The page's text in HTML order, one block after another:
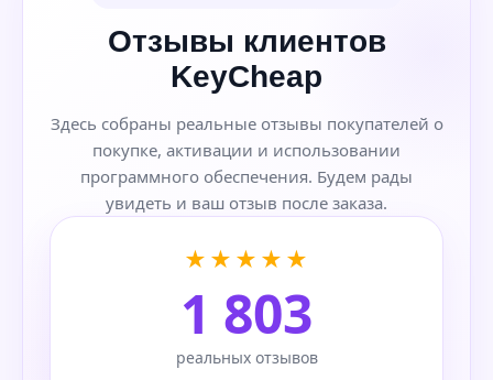
Отзывы клиентов
KeyCheap
Здесь собраны реальные отзывы покупателей о
покупке, активации и использовании
программного обеспечения. Будем рады
увидеть и ваш отзыв после заказа.
★★★★★
1 803
реальных отзывов